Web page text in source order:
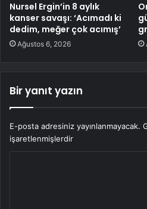
Nursel Ergin’in 8 aylık
kanser savaşı: ‘Acımadı ki
dedim, meğer çok acımış’
Ağustos 6, 2026
Bir yanıt yazın
E-posta adresiniz yayınlanmayacak.
işaretlenmişlerdir